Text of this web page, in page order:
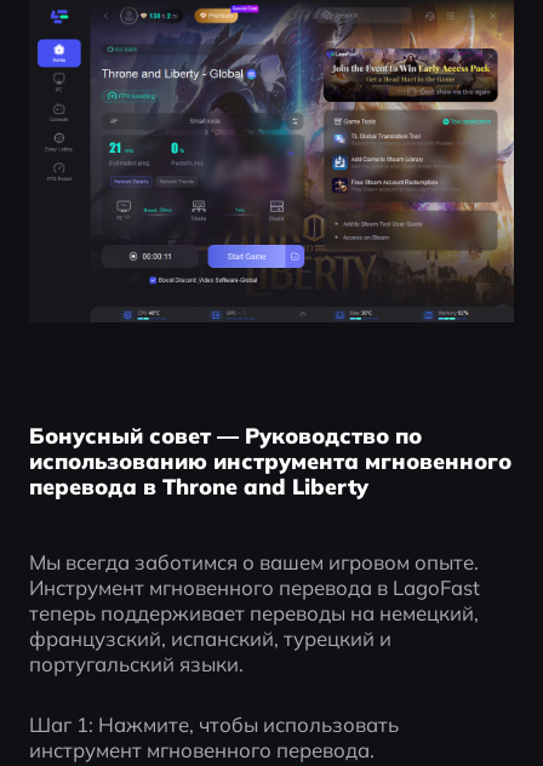
Бонусный совет — Руководство по
использованию инструмента мгновенного
перевода в Throne and Liberty
Мы всегда заботимся о вашем игровом опыте.
Инструмент мгновенного перевода в LagoFast
теперь поддерживает переводы на немецкий,
французский, испанский, турецкий и
португальский языки.
Шаг 1: Нажмите, чтобы использовать
инструмент мгновенного перевода.